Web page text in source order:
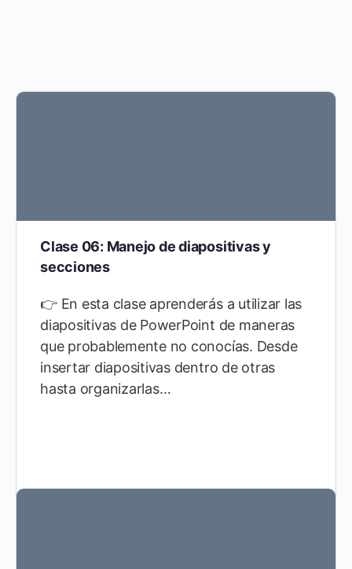
Clase 06: Manejo de diapositivas y
secciones
👉 En esta clase aprenderás a utilizar las
diapositivas de PowerPoint de maneras
que probablemente no conocías. Desde
insertar diapositivas dentro de otras
hasta organizarlas…